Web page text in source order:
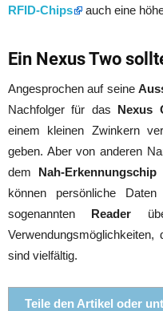
RFID-Chips auch eine
Ein Nexus Two
Angesprochen auf seine
Nachfolger für das Nexus
einem kleinen Zwinkern
geben. Aber von anderen
dem Nah-Erkennungschip
können persönliche
sogenannten Reader
Verwendungsmöglichkeiten,
sind vielfältig.
Teile den Artikel oder